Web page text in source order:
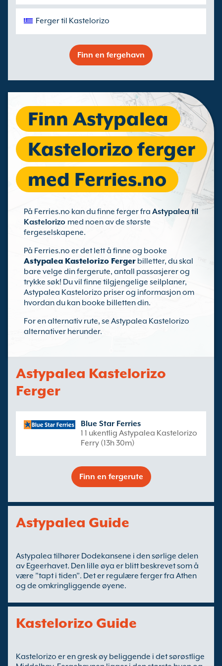
Ferger til Kastelorizo
Finn en fergehavn
Finn Astypalea
Kastelorizo ferger
med Ferries.no
På Ferries.no kan du finne ferger fra Astypalea til
Kastelorizo med noen av de største
fergeselskapene.
På Ferries.no er det lett å finne og booke
Astypalea Kastelorizo Ferger billetter, du skal
bare velge din fergerute, antall passasjerer og
trykke søk! Du vil finne tilgjengelige seilplaner,
Astypalea Kastelorizo priser og informasjon om
hvordan du kan booke billetten din.
For en alternativ rute, se Astypalea Kastelorizo
alternativer herunder.
Astypalea Kastelorizo
Ferger
Blue Star Ferries
1 1 ukentlig Astypalea Kastelorizo
Ferry (13h 30m)
Finn en fergerute
Astypalea Guide
Astypalea tilhører Dodekansene i den sørlige delen
av Egeerhavet. Den lille øya er blitt beskrevet som å
være ”tapt i tiden”. Det er regulære ferger fra Athen
og de omkringliggende øyene.
Kastelorizo Guide
Kastelorizo er en gresk øy beliggende i det sørøstlige